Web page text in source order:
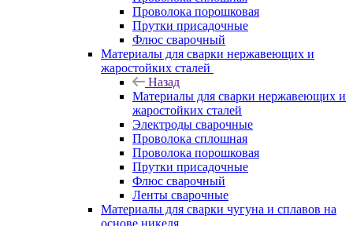
Проволока порошковая
Прутки присадочные
Флюс сварочный
Материалы для сварки нержавеющих и
жаростойких сталей
Назад
Материалы для сварки нержавеющих и
жаростойких сталей
Электроды сварочные
Проволока сплошная
Проволока порошковая
Прутки присадочные
Флюс сварочный
Ленты сварочные
Материалы для сварки чугуна и сплавов на
основе никеля